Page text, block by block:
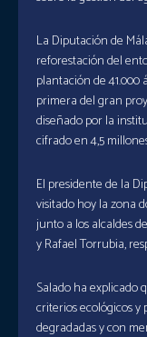
La Diputación de
reforestación del
plantación de 41.000
primera del gran
diseñado por la
cifrado en 4,5
El presidente de la
visitado hoy la zona
junto a los alcaldes
y Rafael Torrubia,
Salado ha explicado
criterios ecológicos y
degradadas y con